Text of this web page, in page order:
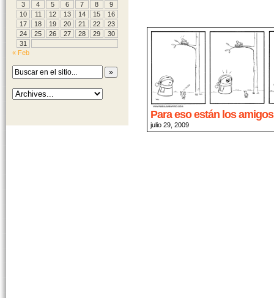
3
4 5 6 7 8
9
10
11 12 13 14 15
16
17
18 19 20 21 22
23
24
25 26 27 28 29
30
31
« Feb
Para eso están los amigos
julio 29, 2009